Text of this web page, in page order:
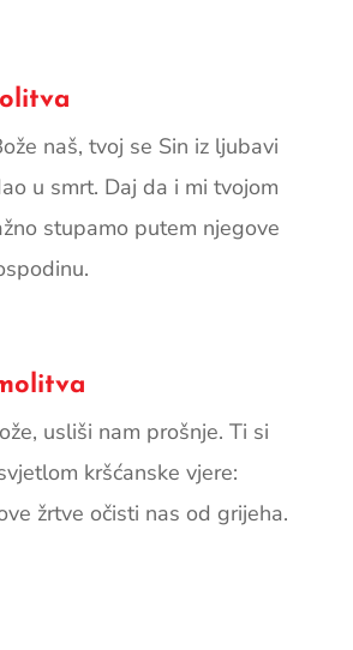
naš, tvoj se Sin iz ljubavi
u smrt. Daj da i mi tvojom
stupamo putem njegove
usliši nam prošnje. Ti si
kršćanske vjere:
žrtve očisti nas od grijeha.